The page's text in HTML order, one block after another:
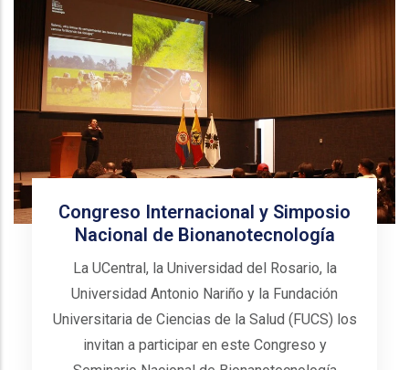
Congreso Internacional y Simposio
Nacional de Bionanotecnología
La UCentral, la Universidad del Rosario, la
Universidad Antonio Nariño y la Fundación
Universitaria de Ciencias de la Salud (FUCS) los
invitan a participar en este Congreso y